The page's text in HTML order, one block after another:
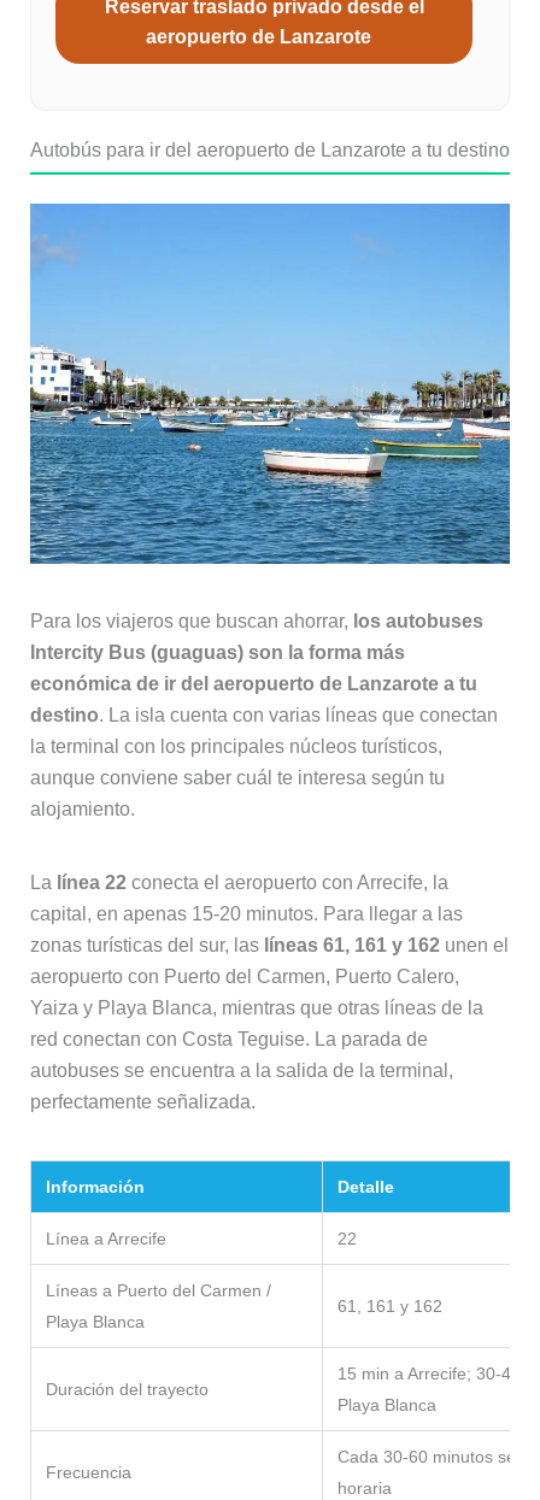
Reservar traslado privado desde el
aeropuerto de Lanzarote
Autobús para ir del aeropuerto de Lanzarote a tu destino
Para los viajeros que buscan ahorrar, los autobuses
Intercity Bus (guaguas) son la forma más
económica de ir del aeropuerto de Lanzarote a tu
destino. La isla cuenta con varias líneas que conectan
la terminal con los principales núcleos turísticos,
aunque conviene saber cuál te interesa según tu
alojamiento.
La línea 22conecta el aeropuerto con Arrecife, la
capital, en apenas 15-20 minutos. Para llegar a las
zonas turísticas del sur, las líneas 61, 161 y 162unen el
aeropuerto con Puerto del Carmen, Puerto Calero,
Yaiza y Playa Blanca, mientras que otras líneas de la
red conectan con Costa Teguise. La parada de
autobuses se encuentra a la salida de la terminal,
perfectamente señalizada.
Información Detalle
Línea a Arrecife 22
Líneas a Puerto del Carmen /
Playa Blanca
61, 161 y 162
Duración del trayecto
15 min a Arrecife; 30-40
Playa Blanca
Frecuencia
Cada 30-60 minutos
horaria